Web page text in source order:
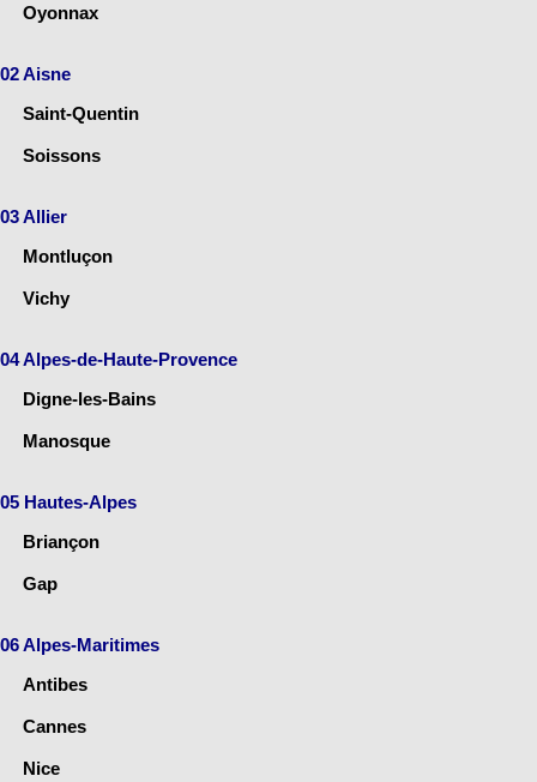
Oyonnax
02 Aisne
Saint-Quentin
Soissons
03 Allier
Montluçon
Vichy
04 Alpes-de-Haute-Provence
Digne-les-Bains
Manosque
05 Hautes-Alpes
Briançon
Gap
06 Alpes-Maritimes
Antibes
Cannes
Nice